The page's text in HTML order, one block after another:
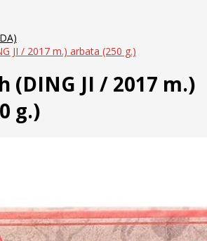
JI / 2017 m.) arbata (250 g.)
(DING JI / 2017 m.)
g.)